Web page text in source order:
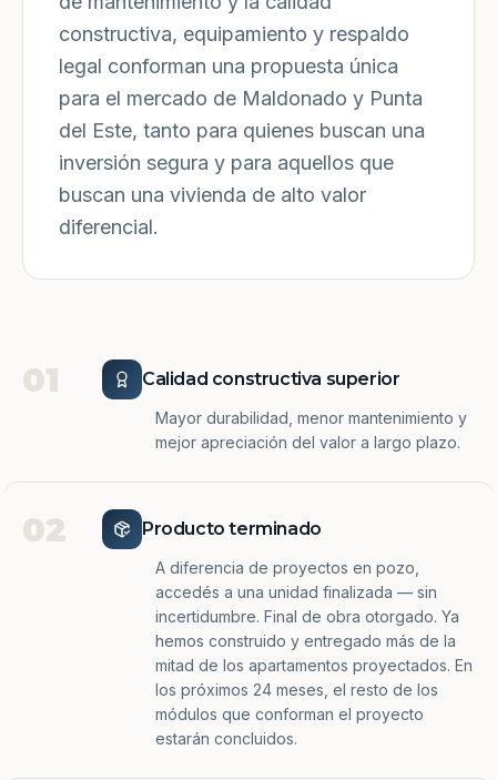
constructiva, equipamiento y respaldo
legal conforman una propuesta única
para el mercado de Maldonado y Punta
del Este, tanto para quienes buscan una
inversión segura y para aquellos que
buscan una vivienda de alto valor
diferencial.
01 Calidad constructiva superior
Mayor durabilidad, menor mantenimiento y
mejor apreciación del valor a largo plazo.
02 Producto terminado
A diferencia de proyectos en pozo,
accedés a una unidad finalizada — sin
incertidumbre. Final de obra otorgado. Ya
hemos construido y entregado más de la
mitad de los apartamentos proyectados. En
los próximos 24 meses, el resto de los
módulos que conforman el proyecto
estarán concluidos.